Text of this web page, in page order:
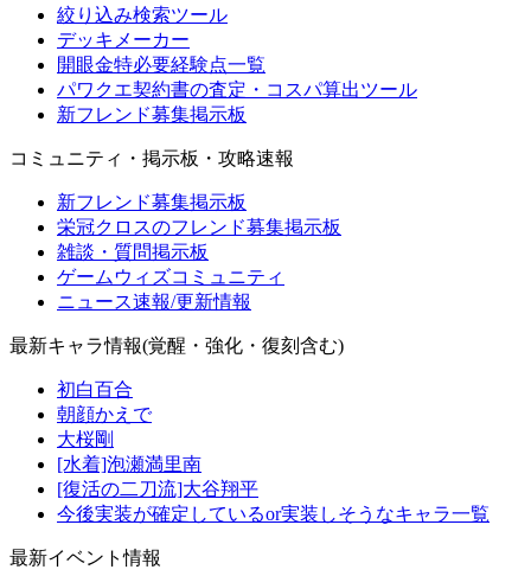
絞り込み検索ツール
デッキメーカー
開眼金特必要経験点一覧
パワクエ契約書の査定・コスパ算出ツール
新フレンド募集掲示板
コミュニティ・掲示板・攻略速報
新フレンド募集掲示板
栄冠クロスのフレンド募集掲示板
雑談・質問掲示板
ゲームウィズコミュニティ
ニュース速報/更新情報
最新キャラ情報(覚醒・強化・復刻含む)
初白百合
朝顔かえで
大桜剛
[水着]泡瀬満里南
[復活の二刀流]大谷翔平
今後実装が確定しているor実装しそうなキャラ一覧
最新イベント情報